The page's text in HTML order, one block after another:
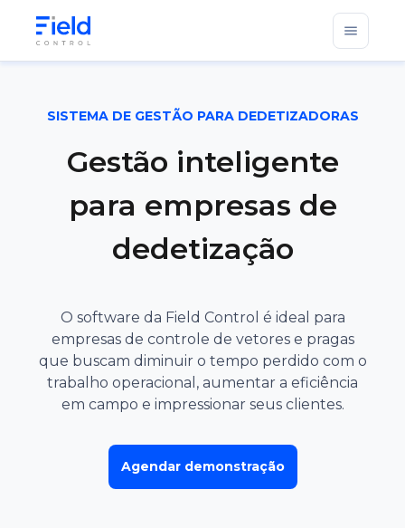
App para equipes externas
Conhecer o produto
Energia Solar
Limpeza geral
Provedores de internet
Elevadores
Dedetização
Instalações elétricas
Cozinha Industrial
CFTV e Segurança Eletrônica
Automação Residencial e Industrial
Baixar materiais gratuitos
Blog
Acessar o blog
Ver vagas abertas
SISTEMA DE GESTÃO PARA DEDETIZADORAS
Gestão inteligente
para empresas de
dedetização
O software da Field Control é ideal para
empresas de controle de vetores e pragas
que buscam diminuir o tempo perdido com o
trabalho operacional, aumentar a eficiência
em campo e impressionar seus clientes.
Agendar demonstração